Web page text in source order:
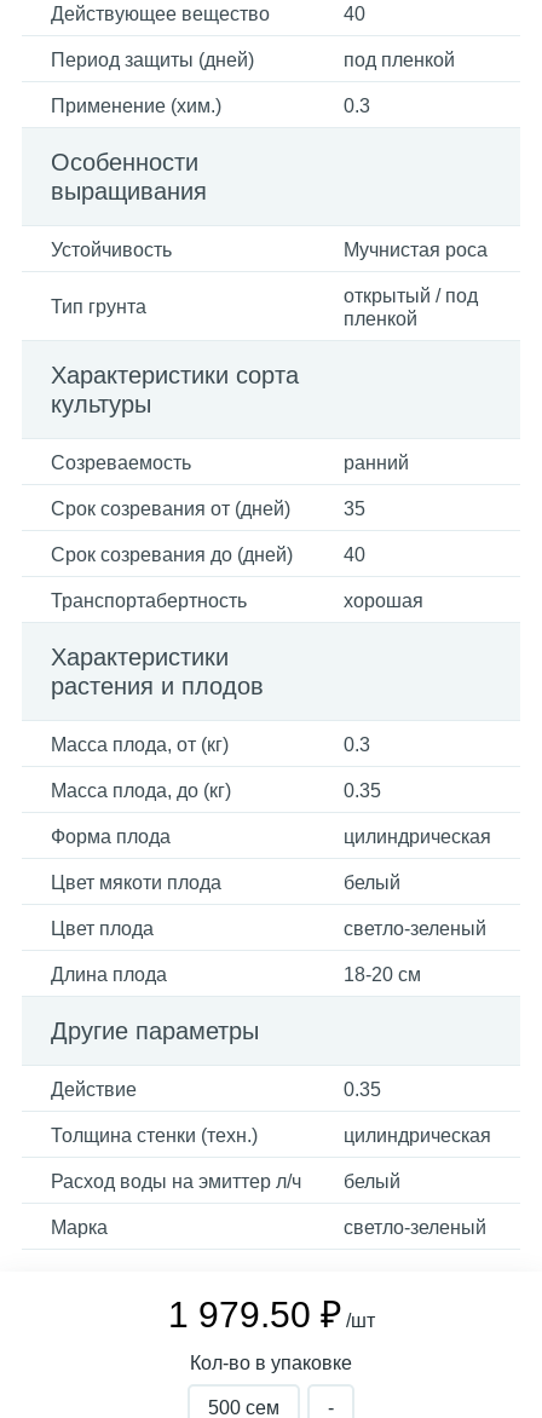
Действующее вещество 40
Период защиты (дней) под пленкой
Применение (хим.) 0.3
Особенности
выращивания
Устойчивость Мучнистая роса
Тип грунта
открытый / под
пленкой
Характеристики сорта
культуры
Созреваемость ранний
Срок созревания от (дней) 35
Срок созревания до (дней) 40
Транспортабертность хорошая
Характеристики
растения и плодов
Масса плода, от (кг) 0.3
Масса плода, до (кг) 0.35
Форма плода цилиндрическая
Цвет мякоти плода белый
Цвет плода светло-зеленый
Длина плода 18-20 см
Другие параметры
Действие 0.35
Толщина стенки (техн.) цилиндрическая
Расход воды на эмиттер л/ч белый
Марка светло-зеленый
1 979.50 ₽ /шт
Кол-во в упаковке
500 сем -